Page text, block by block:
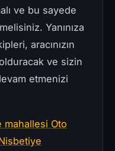
ve bu sayede
Yanınıza
aracınızın
ve sizin
etmenizi
mahallesi Oto